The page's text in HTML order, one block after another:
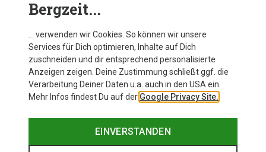
Bergzeit...
… verwenden wir Cookies. So können wir unsere
Services für Dich optimieren, Inhalte auf Dich
zuschneiden und dir entsprechend personalisierte
Anzeigen zeigen. Deine Zustimmung schließt ggf. die
Verarbeitung Deiner Daten u.a. auch in den USA ein.
Mehr Infos findest Du auf der Google Privacy Site.
EINVERSTANDEN